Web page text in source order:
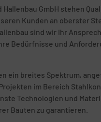
GmbH stehen
Kunden an oberster
sind wir Ihr
Bedürfnisse und
ein breites Spektrum,
im Bereich
Technologien und
Bauten zu garantieren.